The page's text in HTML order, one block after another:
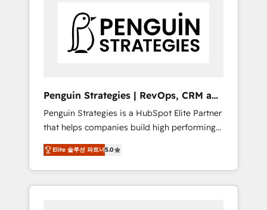
extensibility, custom development, and
ongoing RevOps support.
leurs données. C'est le paradoxe français :
conscience totale, action nulle. La solution
s'appelle l'Entreprise Augmentée. Ce n'est pas
Pas pour remplacer l'humain, mais pour
l'augmenter. Chez Ideagency, nous
accompagnons cette transformation. D'abord
les fondations : des données unifiées, des
processus alignés. Ensuite l'augmentation :
l'IA là où elle crée de la valeur. Et surtout :
l'humain qui reste au centre. Parce que la
Penguin Strategies | RevOps, CRM and
AI
Penguin Strategies is a HubSpot Elite Partner
that helps companies build high performing
revenue operations across complex sales
cycles, multi system environments and global
SaaS or manufacturing teams. Trusted by
leading enterprises and fast growing scale
Elite 솔루션 파트너5.0